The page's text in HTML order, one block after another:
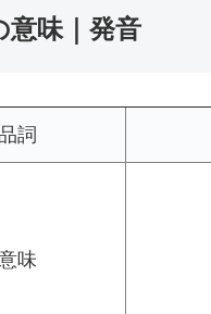
意味｜発音
品詞
味